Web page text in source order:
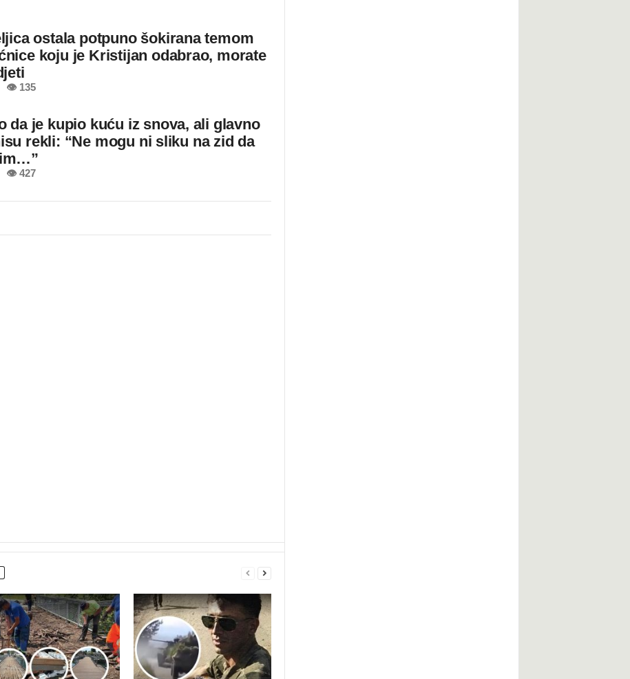
ostala potpuno šokirana temom
koju je Kristijan odabrao, morate
👁 135
da je kupio kuću iz snova, ali glavno
rekli: “Ne mogu ni sliku na zid da
👁 427